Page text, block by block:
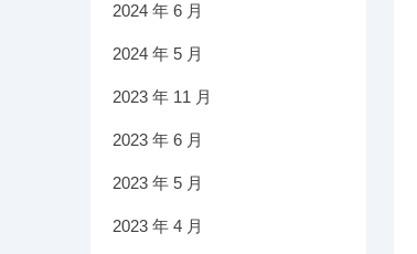
2024 年 6 月
2024 年 5 月
2023 年 11 月
2023 年 6 月
2023 年 5 月
2023 年 4 月